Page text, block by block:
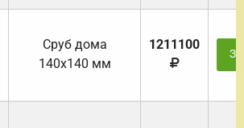
Cруб дома
140х140 мм
1211100